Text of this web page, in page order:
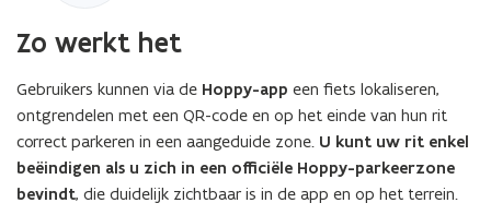
Zo werkt het
Gebruikers kunnen via de Hoppy-app een fiets lokaliseren,
ontgrendelen met een QR-code en op het einde van hun rit
correct parkeren in een aangeduide zone. U kunt uw rit enkel
beëindigen als u zich in een officiële Hoppy-parkeerzone
bevindt, die duidelijk zichtbaar is in de app en op het terrein.